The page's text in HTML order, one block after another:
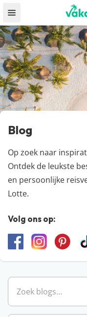
Open menu
Blog
Op zoek naar
Ontdek de leukste
en persoonlijke
Lotte.
Volg ons op: